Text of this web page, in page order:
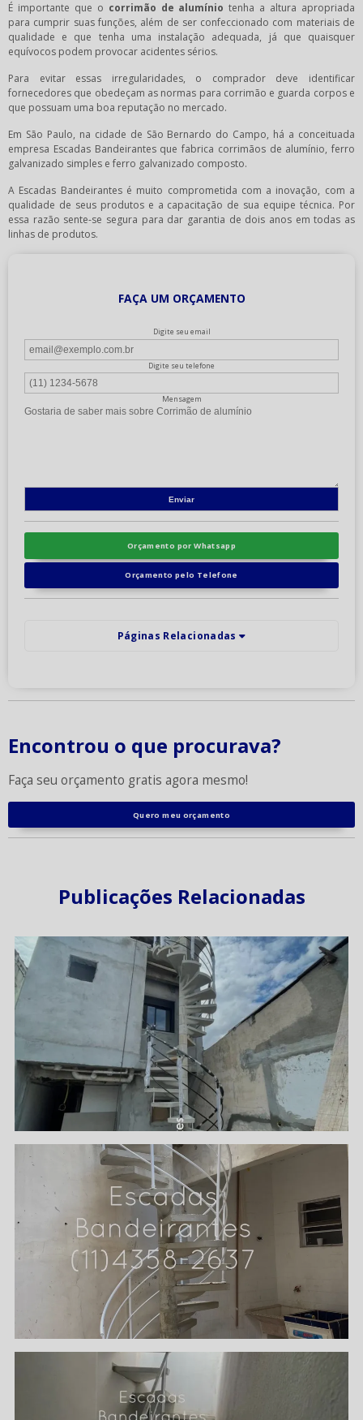
É importante que o corrimão de alumínio tenha a altura apropriada
para cumprir suas funções, além de ser confeccionado com materiais de
qualidade e que tenha uma instalação adequada, já que quaisquer
equívocos podem provocar acidentes sérios.
Para evitar essas irregularidades, o comprador deve identificar
fornecedores que obedeçam as normas para corrimão e guarda corpos e
que possuam uma boa reputação no mercado.
Em São Paulo, na cidade de São Bernardo do Campo, há a conceituada
empresa Escadas Bandeirantes que fabrica corrimãos de alumínio, ferro
galvanizado simples e ferro galvanizado composto.
A Escadas Bandeirantes é muito comprometida com a inovação, com a
qualidade de seus produtos e a capacitação de sua equipe técnica. Por
essa razão sente-se segura para dar garantia de dois anos em todas as
linhas de produtos.
FAÇA UM ORÇAMENTO
Digite seu email
Digite seu telefone
Mensagem
Orçamento por Whatsapp
Orçamento pelo Telefone
Páginas Relacionadas
Encontrou o que procurava?
Faça seu orçamento gratis agora mesmo!
Quero meu orçamento
Publicações Relacionadas